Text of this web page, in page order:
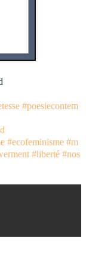
#poesiecontem
#ecofeminisme #m
#liberté #nos